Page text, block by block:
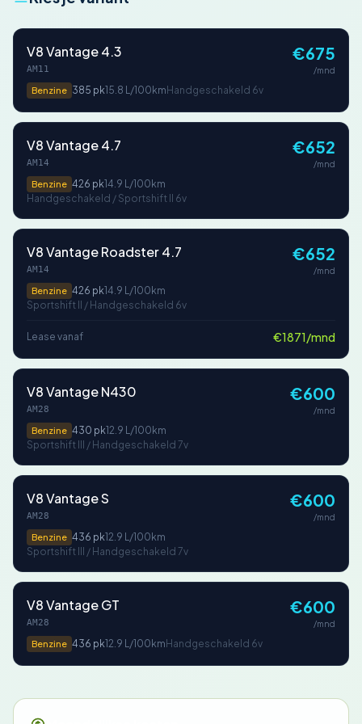
V8 Vantage 4.3
AM11
Benzine 385 pk15.8 L/100km Handgeschakeld 6v
€675
/mnd
V8 Vantage 4.7
AM14
Benzine 426 pk14.9 L/100km
Handgeschakeld / Sportshift II 6v
€652
/mnd
V8 Vantage Roadster 4.7
AM14
Benzine 426 pk14.9 L/100km
Sportshift II / Handgeschakeld 6v
€652
/mnd
Lease vanaf €1871/mnd
V8 Vantage N430
AM28
Benzine 430 pk12.9 L/100km
Sportshift III / Handgeschakeld 7v
€600
/mnd
V8 Vantage S
AM28
Benzine 436 pk12.9 L/100km
Sportshift III / Handgeschakeld 7v
€600
/mnd
V8 Vantage GT
AM28
Benzine 436 pk12.9 L/100km Handgeschakeld 6v
€600
/mnd